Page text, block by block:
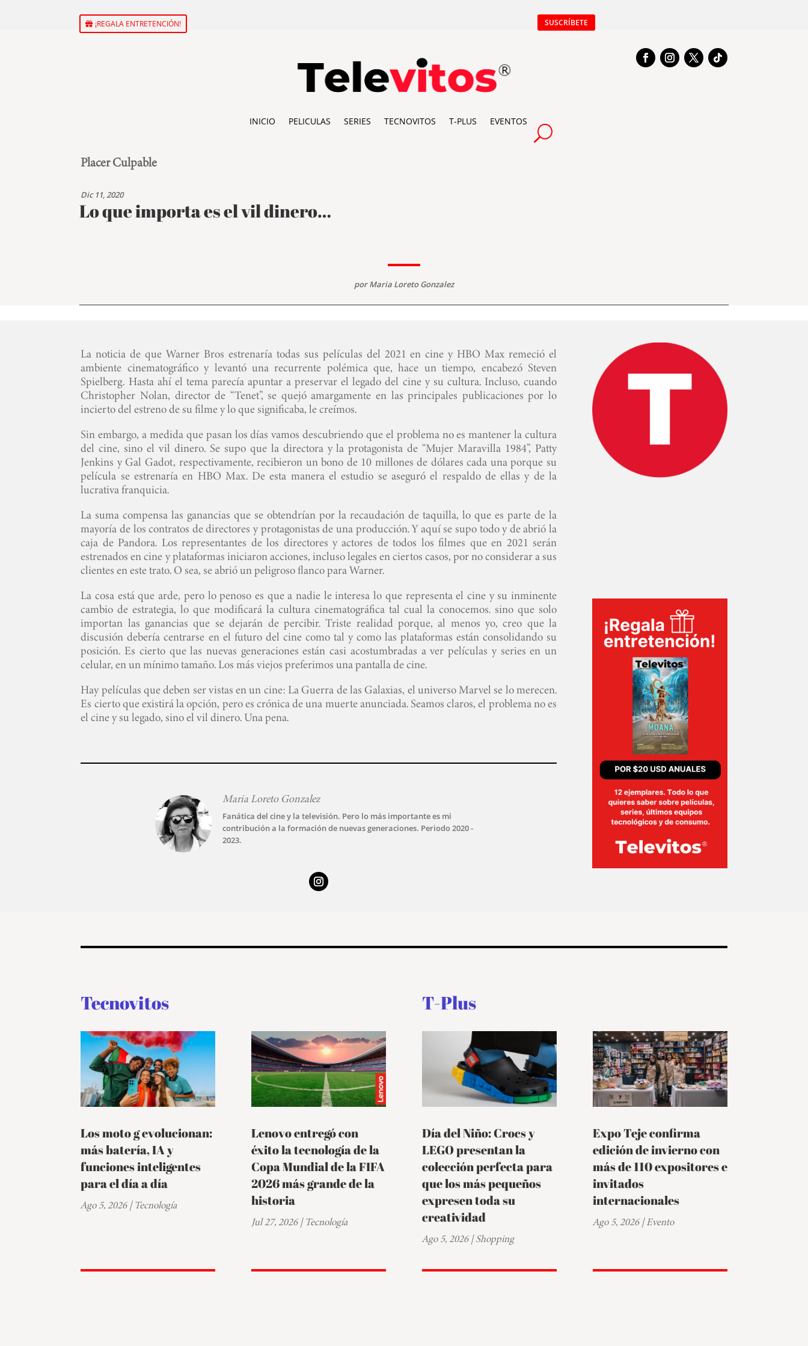
¡REGALA ENTRETENCIÓN! SUSCRÍBETE
INICIO PELICULAS SERIES TECNOVITOS T-PLUS EVENTOS
Placer Culpable
Dic 11, 2020
Lo que importa es el vil dinero…
porMaria Loreto Gonzalez
La noticia de que Warner Bros estrenaría todas sus películas del 2021 en cine y HBO Max remeció el
ambiente cinematográfico y levantó una recurrente polémica que, hace un tiempo, encabezó Steven
Spielberg. Hasta ahí el tema parecía apuntar a preservar el legado del cine y su cultura. Incluso, cuando
Christopher Nolan, director de “Tenet”, se quejó amargamente en las principales publicaciones por lo
incierto del estreno de su filme y lo que significaba, le creímos.
Sin embargo, a medida que pasan los días vamos descubriendo que el problema no es mantener la cultura
del cine, sino el vil dinero. Se supo que la directora y la protagonista de “Mujer Maravilla 1984”, Patty
Jenkins y Gal Gadot, respectivamente, recibieron un bono de 10 millones de dólares cada una porque su
película se estrenaría en HBO Max. De esta manera el estudio se aseguró el respaldo de ellas y de la
lucrativa franquicia.
La suma compensa las ganancias que se obtendrían por la recaudación de taquilla, lo que es parte de la
mayoría de los contratos de directores y protagonistas de una producción. Y aquí se supo todo y de abrió la
caja de Pandora. Los representantes de los directores y actores de todos los filmes que en 2021 serán
estrenados en cine y plataformas iniciaron acciones, incluso legales en ciertos casos, por no considerar a sus
clientes en este trato. O sea, se abrió un peligroso flanco para Warner.
La cosa está que arde, pero lo penoso es que a nadie le interesa lo que representa el cine y su inminente
cambio de estrategia, lo que modificará la cultura cinematográfica tal cual la conocemos. sino que solo
importan las ganancias que se dejarán de percibir. Triste realidad porque, al menos yo, creo que la
discusión debería centrarse en el futuro del cine como tal y como las plataformas están consolidando su
posición. Es cierto que las nuevas generaciones están casi acostumbradas a ver películas y series en un
celular, en un mínimo tamaño. Los más viejos preferimos una pantalla de cine.
Hay películas que deben ser vistas en un cine: La Guerra de las Galaxias, el universo Marvel se lo merecen.
Es cierto que existirá la opción, pero es crónica de una muerte anunciada. Seamos claros, el problema no es
el cine y su legado, sino el vil dinero. Una pena.
Maria Loreto Gonzalez
Fanática del cine y la televisión. Pero lo más importante es mi
contribución a la formación de nuevas generaciones. Periodo 2020 -
2023.
Tecnovitos
Los moto g evolucionan:
más batería, IA y
funciones inteligentes
para el día a día
Ago 5, 2026|Tecnología
Lenovo entregó con
éxito la tecnología de la
Copa Mundial de la FIFA
2026 más grande de la
historia
Jul 27, 2026|Tecnología
T-Plus
Día del Niño: Crocs y
LEGO presentan la
colección perfecta para
que los más pequeños
expresen toda su
creatividad
Ago 5, 2026|Shopping
Expo Teje confirma
edición de invierno con
más de 110 expositores e
invitados
internacionales
Ago 5, 2026|Evento